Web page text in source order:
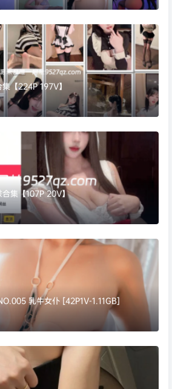
【224P 197V】
集【107P 20V】
乳牛女仆 [42P1V-1.11GB]